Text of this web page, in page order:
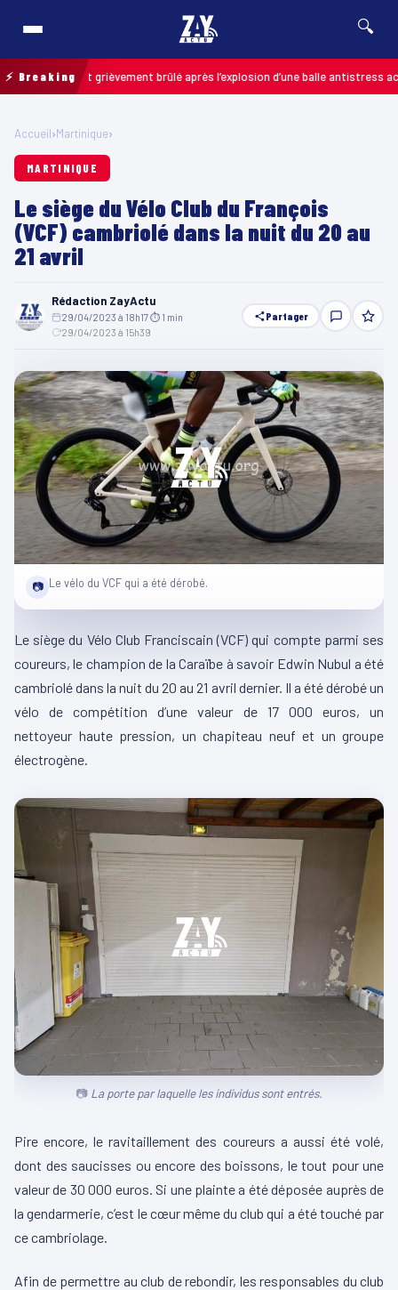
🔍
⚡ Breaking
enfant grièvement brûlé après l’explosion d’une balle antistress achetée
Accueil›Martinique›
MARTINIQUE
Le siège du Vélo Club du François
(VCF) cambriolé dans la nuit du 20 au
21 avril
Rédaction ZayActu
29/04/2023 à 18h17⏱ 1 min
29/04/2023 à 15h39
Partager
📷 Le vélo du VCF qui a été dérobé.
Le siège du Vélo Club Franciscain(VCF) qui compte parmi ses
coureurs, le champion de la Caraïbe à savoir Edwin Nubul a été
cambriolé dans la nuit du 20 au 21 avril dernier. Il a été dérobé un
vélo de compétition d’une valeur de 17 000 euros, un
nettoyeur hautepression, un chapiteau neuf et un groupe
électrogène.
La porte par laquelle les individus sont entrés.
Pire encore, le ravitaillement des coureurs a aussi été volé,
dont des saucisses ou encore des boissons, le tout pour une
valeur de 30 000 euros. Si une plainte a été déposée auprès de
la gendarmerie, c’est le cœur même du club qui a été touché par
ce cambriolage.
Afin de permettre au club de rebondir, les responsables du club